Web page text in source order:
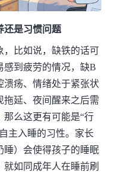
还是习惯问题
，比如说，缺铁的话可
感到疲劳的情况，缺B
溃疡、情绪处于紧张状
拖延、夜间醒来之后需
么这更有可能是“行
主入睡的习性。家长
睡）会使得孩子的睡眠
如同成年人在睡前刷